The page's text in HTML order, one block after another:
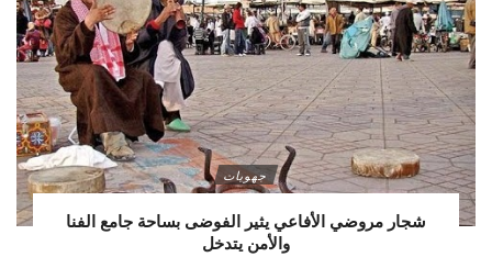
جهويات
شجار مروضي الأفاعي يثير الفوضى بساحة جامع الفنا
والأمن يتدخل